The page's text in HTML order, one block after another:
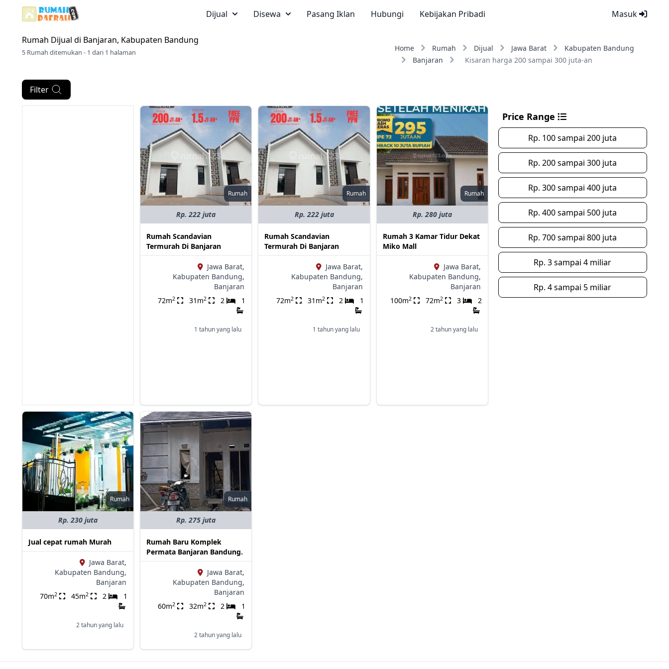
Masuk
Dijual Disewa Pasang Iklan Hubungi Kebijakan Pribadi
Rumah Dijual di Banjaran, Kabupaten Bandung
5 Rumah ditemukan - 1 dari 1 halaman Home Rumah Dijual Jawa Barat
Kabupaten Bandung
Banjaran
Kisaran harga 200 sampai 300 juta-an
Filter
Rumah
Rp. 222 juta
Rumah Scandavian
Termurah Di Banjaran
Jawa Barat,
Kabupaten Bandung,
Banjaran
72m2 31m2 2 1
1 tahun yang lalu
Rumah
Rp. 222 juta
Rumah Scandavian
Termurah Di Banjaran
Jawa Barat,
Kabupaten Bandung,
Banjaran
72m2 31m2 2 1
1 tahun yang lalu
Rumah
Rp. 280 juta
Rumah 3 Kamar Tidur Dekat
Miko Mall
Jawa Barat,
Kabupaten Bandung,
Banjaran
100m2 72m2 3 2
2 tahun yang lalu
Rumah
Rp. 230 juta
Jual cepat rumah Murah
Jawa Barat,
Kabupaten Bandung,
Banjaran
70m2 45m2 2 1
2 tahun yang lalu
Rumah
Rp. 275 juta
Rumah Baru Komplek
Permata Banjaran Bandung.
Jawa Barat,
Kabupaten Bandung,
Banjaran
60m2 32m2 2 1
2 tahun yang lalu
Price Range
Rp. 100 sampai 200 juta
Rp. 200 sampai 300 juta
Rp. 300 sampai 400 juta
Rp. 400 sampai 500 juta
Rp. 700 sampai 800 juta
Rp. 3 sampai 4 miliar
Rp. 4 sampai 5 miliar